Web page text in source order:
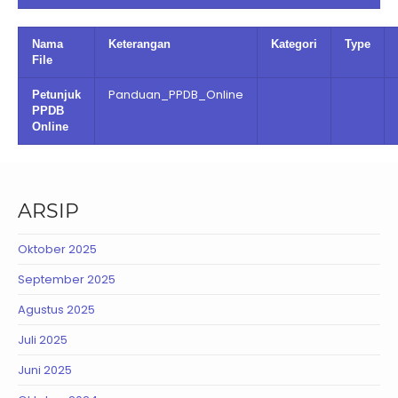
Nama
File
Keterangan Kategori Type
Petunjuk
PPDB
Online
Panduan_PPDB_Online
ARSIP
Oktober 2025
September 2025
Agustus 2025
Juli 2025
Juni 2025